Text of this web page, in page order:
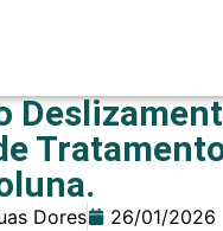
Dores
26/01/2026